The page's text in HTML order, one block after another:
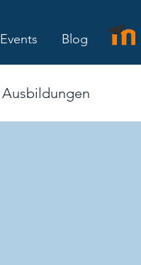
Events Blog
Ausbildungen